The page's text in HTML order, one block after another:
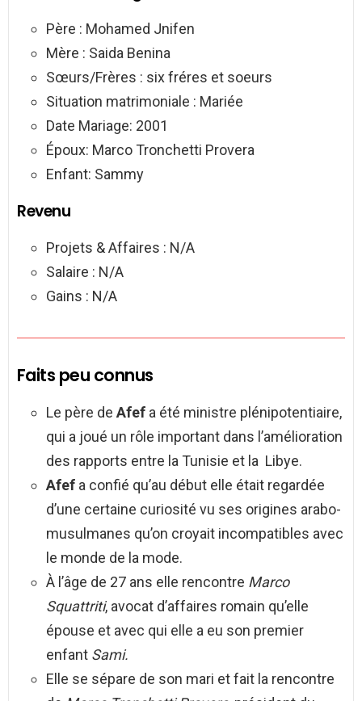
Père : Mohamed Jnifen
Mère : Saida Benina
Sœurs/Frères : six fréres et soeurs
Situation matrimoniale : Mariée
Date Mariage: 2001
Époux: Marco Tronchetti Provera
Enfant: Sammy
Revenu
Projets & Affaires : N/A
Salaire : N/A
Gains : N/A
Faits peu connus
Le père de Afef a été ministre plénipotentiaire,
qui a joué un rôle important dans l’amélioration
des rapports entre la Tunisie et la Libye.
Afef a confié qu’au début elle était regardée
d’une certaine curiosité vu ses origines arabo-
musulmanes qu’on croyait incompatibles avec
le monde de la mode.
À l’âge de 27 ans elle rencontre Marco
Squattriti, avocat d’affaires romain qu’elle
épouse et avec qui elle a eu son premier
enfant Sami.
Elle se sépare de son mari et fait la rencontre